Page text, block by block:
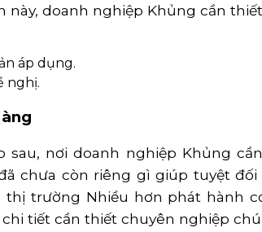
doanh nghiệp Khủng cần
áp dụng.
nghị.
nơi doanh nghiệp Khủng
chưa còn riêng gì giúp tuyệt
trường Nhiều hơn phát hành
tiết cần thiết chuyên nghiệp